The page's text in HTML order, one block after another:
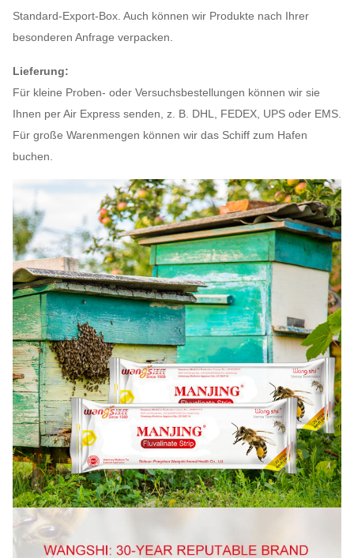
Standard-Export-Box. Auch können wir Produkte nach Ihrer
besonderen Anfrage verpacken.
Lieferung:
Für kleine Proben- oder Versuchsbestellungen können wir sie
Ihnen per Air Express senden, z. B. DHL, FEDEX, UPS oder EMS.
Für große Warenmengen können wir das Schiff zum Hafen
buchen.